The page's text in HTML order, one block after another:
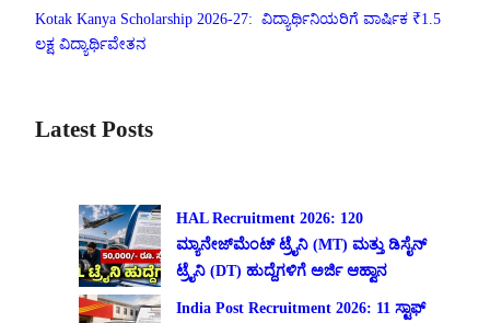
Kotak Kanya Scholarship 2026-27: ವಿದ್ಯಾರ್ಥಿನಿಯರಿಗೆ ವಾರ್ಷಿಕ ₹1.5
ಲಕ್ಷ ವಿದ್ಯಾರ್ಥಿವೇತನ
Latest Posts
HAL Recruitment 2026: 120
ಮ್ಯಾನೇಜ್‌ಮೆಂಟ್ ಟ್ರೈನಿ (MT) ಮತ್ತು ಡಿಸೈನ್
ಟ್ರೈನಿ (DT) ಹುದ್ದೆಗಳಿಗೆ ಅರ್ಜಿ ಆಹ್ವಾನ
India Post Recruitment 2026: 11 ಸ್ಟಾಫ್